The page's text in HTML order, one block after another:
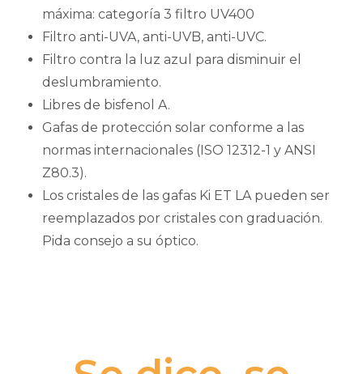
máxima: categoría 3 filtro UV400
Filtro anti-UVA, anti-UVB, anti-UVC.
Filtro contra la luz azul para disminuir el
deslumbramiento.
Libres de bisfenol A.
Gafas de protección solar conforme a las
normas internacionales (ISO 12312-1 y ANSI
Z80.3).
Los cristales de las gafas Ki ET LA pueden ser
reemplazados por cristales con graduación.
Pida consejo a su óptico.